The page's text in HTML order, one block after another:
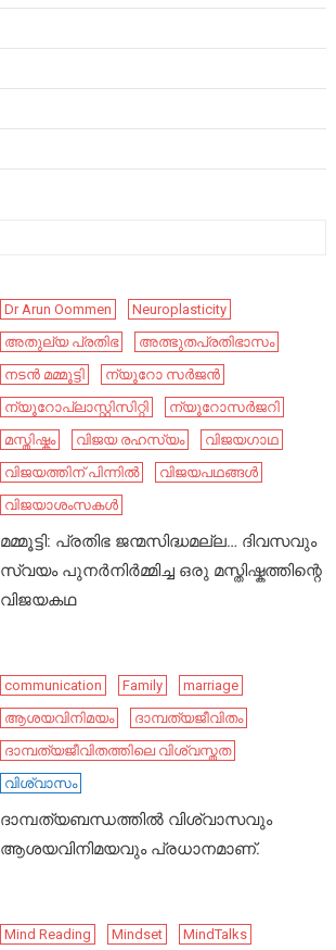
Dr Arun Oommen
Neuroplasticity
അതുല്യ പ്രതിഭ
അത്ഭുതപ്രതിഭാസം
നടൻ മമ്മൂട്ടി
ന്യൂറോ സർജൻ
ന്യൂറോപ്ലാസ്റ്റിസിറ്റി
ന്യൂറോസർജറി
മസ്തിഷ്കം
വിജയ രഹസ്യം
വിജയഗാഥ
വിജയത്തിന് പിന്നിൽ
വിജയപഥങ്ങൾ
വിജയാശംസകൾ
മമ്മൂട്ടി: പ്രതിഭ ജന്മസിദ്ധമല്ല… ദിവസവും
സ്വയം പുനർനിർമ്മിച്ച ഒരു മസ്തിഷ്കത്തിന്റെ
വിജയകഥ
communication Family
marriage
ആശയവിനിമയം
ദാമ്പത്യജീവിതം
ദാമ്പത്യജീവിതത്തിലെ വിശ്വസ്തത
വിശ്വാസം
ദാമ്പത്യബന്ധത്തിൽ വിശ്വാസവും
ആശയവിനിമയവും പ്രധാനമാണ്.
Mind Reading Mindset
MindTalks